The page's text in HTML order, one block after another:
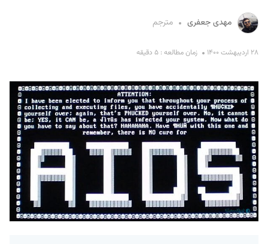
مهدی جعفری مترجم
۲۸ اردیبهشت ۱۴۰۰ زمان مطالعه : ۵ دقیقه